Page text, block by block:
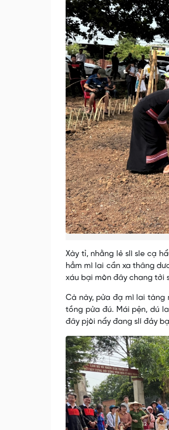
Xày tỉ, nhằng lẻ slì sle cạ
hẳm mì lai cần xa thâng
xáu bại mòn đây chang tởi
Cà này, pửa đạ mì lai tàng
tồng pửa đú. Mái pện, dú
đây pjòi nẩy đang slí đảy